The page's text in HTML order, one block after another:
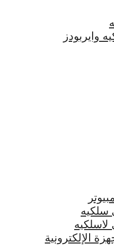
وايربودز
سلكيه
الإلكترونية